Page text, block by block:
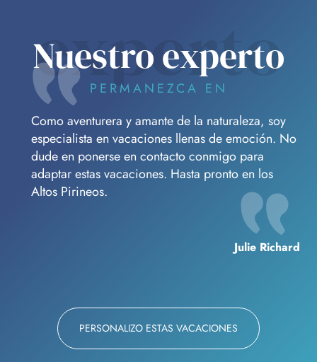
experto
Nuestro experto
PERMANEZCA EN
Como aventurera y amante de la naturaleza, soy
especialista en vacaciones llenas de emoción. No
dude en ponerse en contacto conmigo para
adaptar estas vacaciones. Hasta pronto en los
Altos Pirineos.
Julie Richard
PERSONALIZO ESTAS VACACIONES